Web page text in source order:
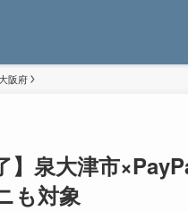
阪府
】泉大津市
も対象